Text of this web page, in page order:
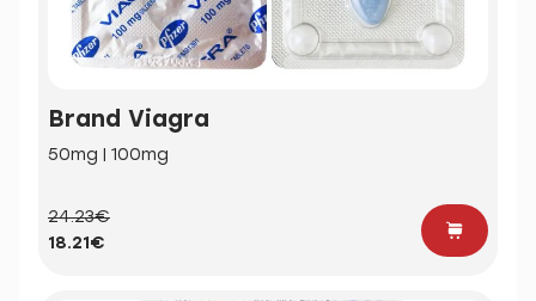
Brand Viagra
50mg | 100mg
24.23€
18.21€